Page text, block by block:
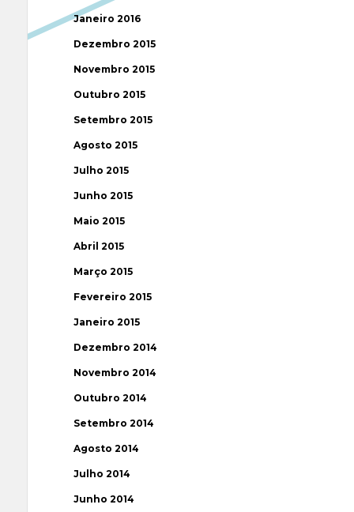
Janeiro 2016
Dezembro 2015
Novembro 2015
Outubro 2015
Setembro 2015
Agosto 2015
Julho 2015
Junho 2015
Maio 2015
Abril 2015
Março 2015
Fevereiro 2015
Janeiro 2015
Dezembro 2014
Novembro 2014
Outubro 2014
Setembro 2014
Agosto 2014
Julho 2014
Junho 2014